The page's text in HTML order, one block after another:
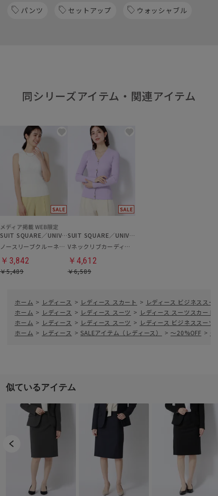
パンツ セットアップ ウォッシャブル
同シリーズアイテム・関連アイテム
SUIT SQUARE／UNIVERSAL LANGUAGE／WHITE
ノースリーブクルーネックリブニット
￥3,842
￥5,489
SUIT SQUARE／UNIVERSAL LANGUAGE／WHITE
Vネックリブカーディガン
￥4,612
￥6,589
ホーム > レディース > レディース スカート > レディース ビジネススー
ホーム > レディース > レディース スーツ > レディース スーツスカート
ホーム > レディース > レディース スーツ > レディース ビジネススーツ
ホーム > レディース > SALEアイテム（レディース） > ～20%OFF > タ